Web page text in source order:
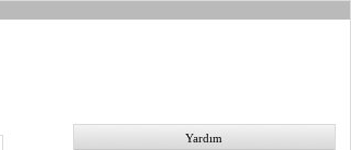
Yardım